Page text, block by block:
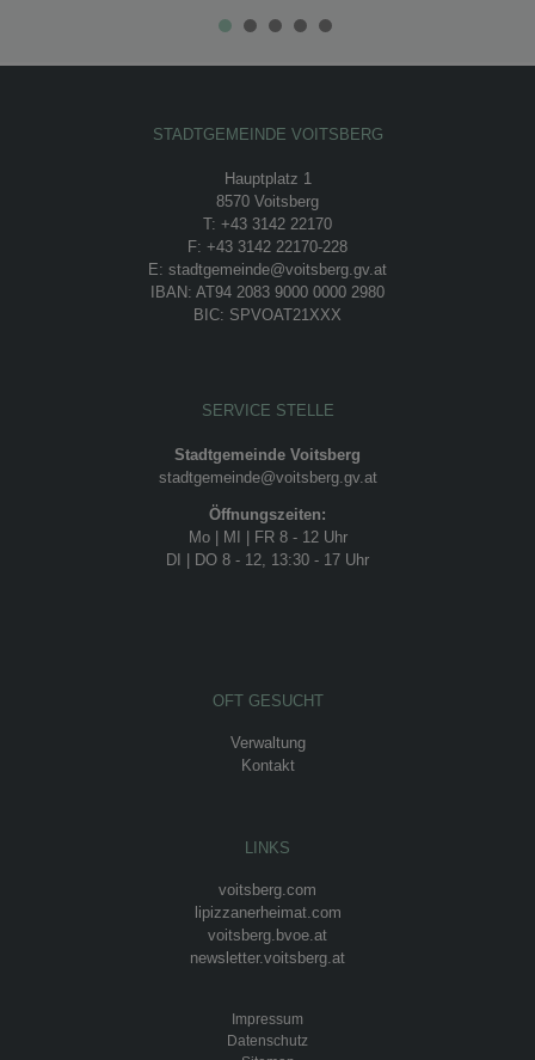
STADTGEMEINDE VOITSBERG
Hauptplatz 1
8570 Voitsberg
T: +43 3142 22170
F: +43 3142 22170-228
E: stadtgemeinde@voitsberg.gv.at
IBAN: AT94 2083 9000 0000 2980
BIC: SPVOAT21XXX
SERVICE STELLE
Stadtgemeinde Voitsberg
stadtgemeinde@voitsberg.gv.at
Öffnungszeiten:
Mo | MI | FR 8 - 12 Uhr
DI | DO 8 - 12, 13:30 - 17 Uhr
OFT GESUCHT
Verwaltung
Kontakt
LINKS
voitsberg.com
lipizzanerheimat.com
voitsberg.bvoe.at
newsletter.voitsberg.at
Impressum
Datenschutz